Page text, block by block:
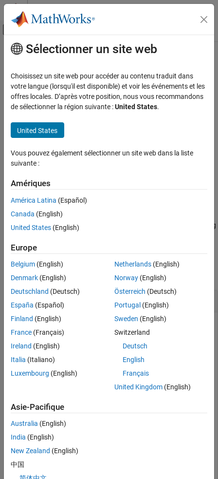
Passer au contenu
Activer/désactiver l'affichage du menu
Accueil de la documentation
RF Toolbox
Data Import and Network Parameters
ON THIS PAGE
Description
Input Arguments
See Also
Contenu principal
add
Add additional data to existing Smith chart
collapse all in page
add(plot,data)
Description
add(plot,frequency
based on multiple data sets containing frequencies corresponding
Examples
collapse all
Add S-Parameter Data to Existing Smith Plot
Read S-parameter data.
amp = read(rfckt.amplifier, 'default.s2p'
Sa = sparameters(amp);
Plot S-parameter object with new impedance of Z0 = 75
Ohms.
Sa = sparameters(Sa,75);
s = smithplot(
Sélectionner un site web
Choisissez un site web pour accéder au contenu traduit dans
votre langue (lorsqu'il est disponible) et voir les événements et les
offres locales. D’après votre position, nous vous recommandons
de sélectionner la région suivante :United States.
United States
Vous pouvez également sélectionner un site web dans la liste
suivante :
Amériques
América Latina (Español)
Canada (English)
United States (English)
Europe
Belgium (English)
Denmark (English)
Deutschland (Deutsch)
España (Español)
Finland (English)
France (Français)
Ireland (English)
Italia (Italiano)
Luxembourg (English)
Netherlands(English)
Norway(English)
Österreich (Deutsch)
Portugal (English)
Sweden (English)
Switzerland
Deutsch
English
Français
United Kingdom(English)
Asie-Pacifique
Australia (English)
India (English)
New Zealand (English)
中国